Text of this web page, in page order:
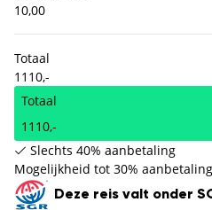
10,00
Totaal
1110,-
Totaal
1110,-
Slechts 40% aanbetaling
Mogelijkheid tot 30%
Deze reis valt onder